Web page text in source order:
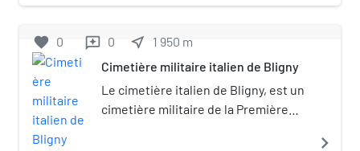
mondiale situé sur le territoire de la
département de la Marne.
favorite 0 reviews 0 near_me 1 950 m
Cimetière militaire italien de Bligny
Le cimetière italien de Bligny, est un
cimetière militaire de la Première
navigate_next